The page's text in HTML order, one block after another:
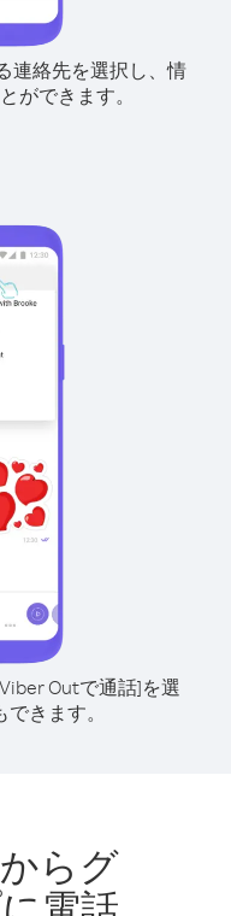
連絡先を選択し、情
ができます。
Outで通話]を選
きます。
らグ